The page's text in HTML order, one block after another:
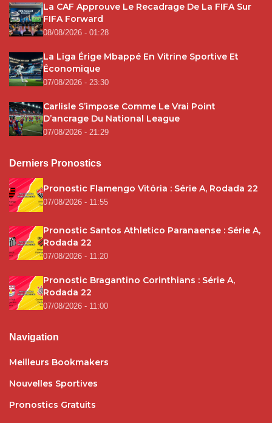
La CAF Approuve Le Recadrage De La FIFA Sur
FIFA Forward
08/08/2026 - 01:28
La Liga Érige Mbappé En Vitrine Sportive Et
Économique
07/08/2026 - 23:30
Carlisle S’impose Comme Le Vrai Point
D’ancrage Du National League
07/08/2026 - 21:29
Derniers Pronostics
Pronostic Flamengo Vitória : Série A, Rodada 22
07/08/2026 - 11:55
Pronostic Santos Athletico Paranaense : Série A,
Rodada 22
07/08/2026 - 11:20
Pronostic Bragantino Corinthians : Série A,
Rodada 22
07/08/2026 - 11:00
Navigation
Meilleurs Bookmakers
Nouvelles Sportives
Pronostics Gratuits